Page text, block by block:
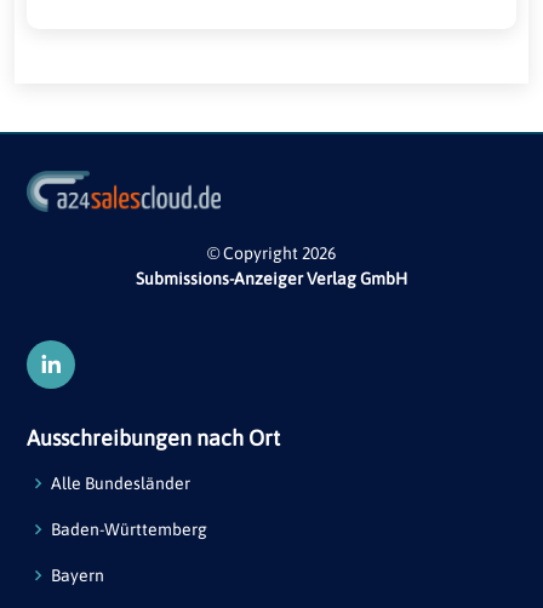
© Copyright 2026
Submissions-Anzeiger Verlag GmbH
Ausschreibungen nach Ort
Alle Bundesländer
Baden-Württemberg
Bayern